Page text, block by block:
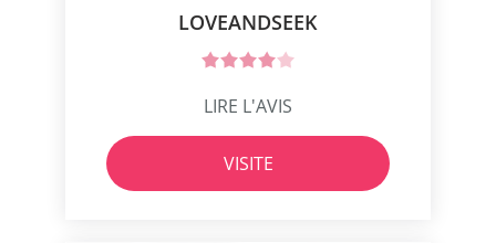
LOVEANDSEEK
LIRE L'AVIS
VISITE